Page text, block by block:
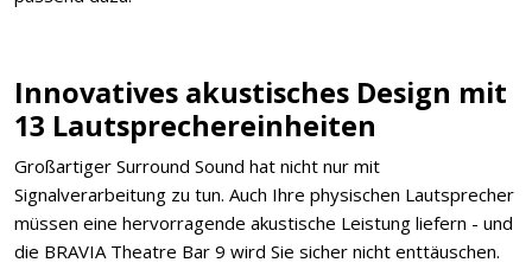
Innovatives akustisches Design mit
13 Lautsprechereinheiten
Großartiger Surround Sound hat nicht nur mit
Signalverarbeitung zu tun. Auch Ihre physischen Lautsprecher
müssen eine hervorragende akustische Leistung liefern - und
die BRAVIA Theatre Bar 9 wird Sie sicher nicht enttäuschen.